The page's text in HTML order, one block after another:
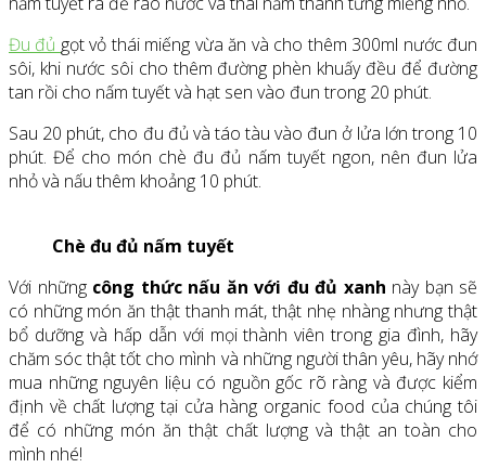
Đu đủ gọt vỏ thái miếng vừa ăn và cho thêm 300ml nước đun
sôi, khi nước sôi cho thêm đường phèn khuấy đều để đường
tan rồi cho nấm tuyết và hạt sen vào đun trong 20 phút.
Sau 20 phút, cho đu đủ và táo tàu vào đun ở lửa lớn trong 10
phút. Để cho món chè đu đủ nấm tuyết ngon, nên đun lửa
nhỏ và nấu thêm khoảng 10 phút.
Chè đu đủ nấm tuyết
Với những công thức nấu ăn với đu đủ xanh này bạn sẽ
có những món ăn thật thanh mát, thật nhẹ nhàng nhưng thật
bổ dưỡng và hấp dẫn với mọi thành viên trong gia đình, hãy
chăm sóc thật tốt cho mình và những người thân yêu, hãy nhớ
mua những nguyên liệu có nguồn gốc rõ ràng và được kiểm
định về chất lượng tại cửa hàng organic food của chúng tôi
để có những món ăn thật chất lượng và thật an toàn cho
mình nhé!